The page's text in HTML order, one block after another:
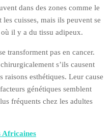
dans des zones comme le
cuisses, mais ils peuvent se
il y a du tissu adipeux.
transforment pas en cancer.
s’ils causent
raisons esthétiques. Leur cause
génétiques semblent
fréquents chez les adultes
Africaines